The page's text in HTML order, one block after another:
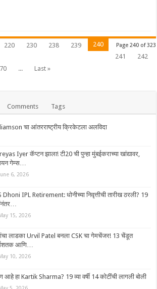
Page 240 of 323
220 230 238 239
240
241
242
... Last »
Comments Tags
चा आंतरराष्ट्रीय क्रिकेटला अलविदा
Iyer कॅप्टन झाला! टी20 ची पुन्हा मुंबईकराच्या खांद्यावर,
गेम्स…
6, 2026
Dhoni IPL Retirement: धोनीच्या निवृत्तीची तारीख ठरली? 19
15, 2026
लाडका Urvil Patel बनला CSK चा गेमचेंजर! 13 चेंडूत
आणि…
May 10, 2026
आहे हा Kartik Sharma? 19 व्या वर्षी 14 कोटींची लागली बोली